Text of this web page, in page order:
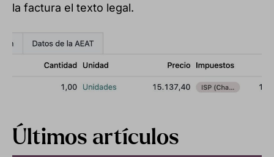
la factura el texto legal.
Últimos artículos